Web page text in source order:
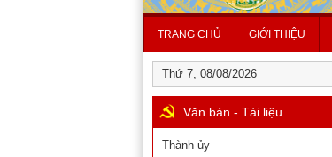
TRANG CHỦ GIỚI THIỆU
Thứ 7, 08/08/2026
Văn bản - Tài liệu
Thành ủy